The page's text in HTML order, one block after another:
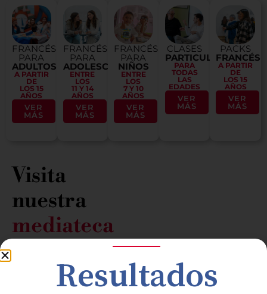
FRANCÉS
PARA
ADULTOS
A PARTIR
DE
LOS 15
AÑOS
VER
MÁS
FRANCÉS
PARA
ADOLESCENTES
ENTRE
LOS
11 Y 14
AÑOS
VER
MÁS
FRANCÉS
PARA
NIÑOS
ENTRE
LOS
7 Y 10
AÑOS
VER
MÁS
CLASES
PARTICULARES
PARA
TODAS
LAS
EDADES
VER
MÁS
PACKS
FRANCÉS
A PARTIR
DE
LOS 15
AÑOS
VER
MÁS
Visita
nuestra
mediateca
Resultados